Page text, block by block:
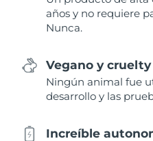
años y no requiere
Nunca.
Vegano y
Ningún animal fue
desarrollo y las
Increíble